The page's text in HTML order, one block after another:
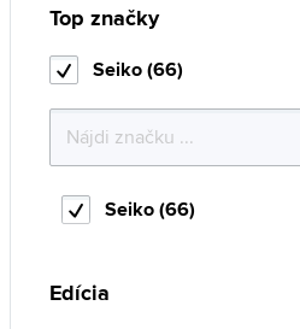
Top značky
Seiko (66)
Seiko (66)
Edícia